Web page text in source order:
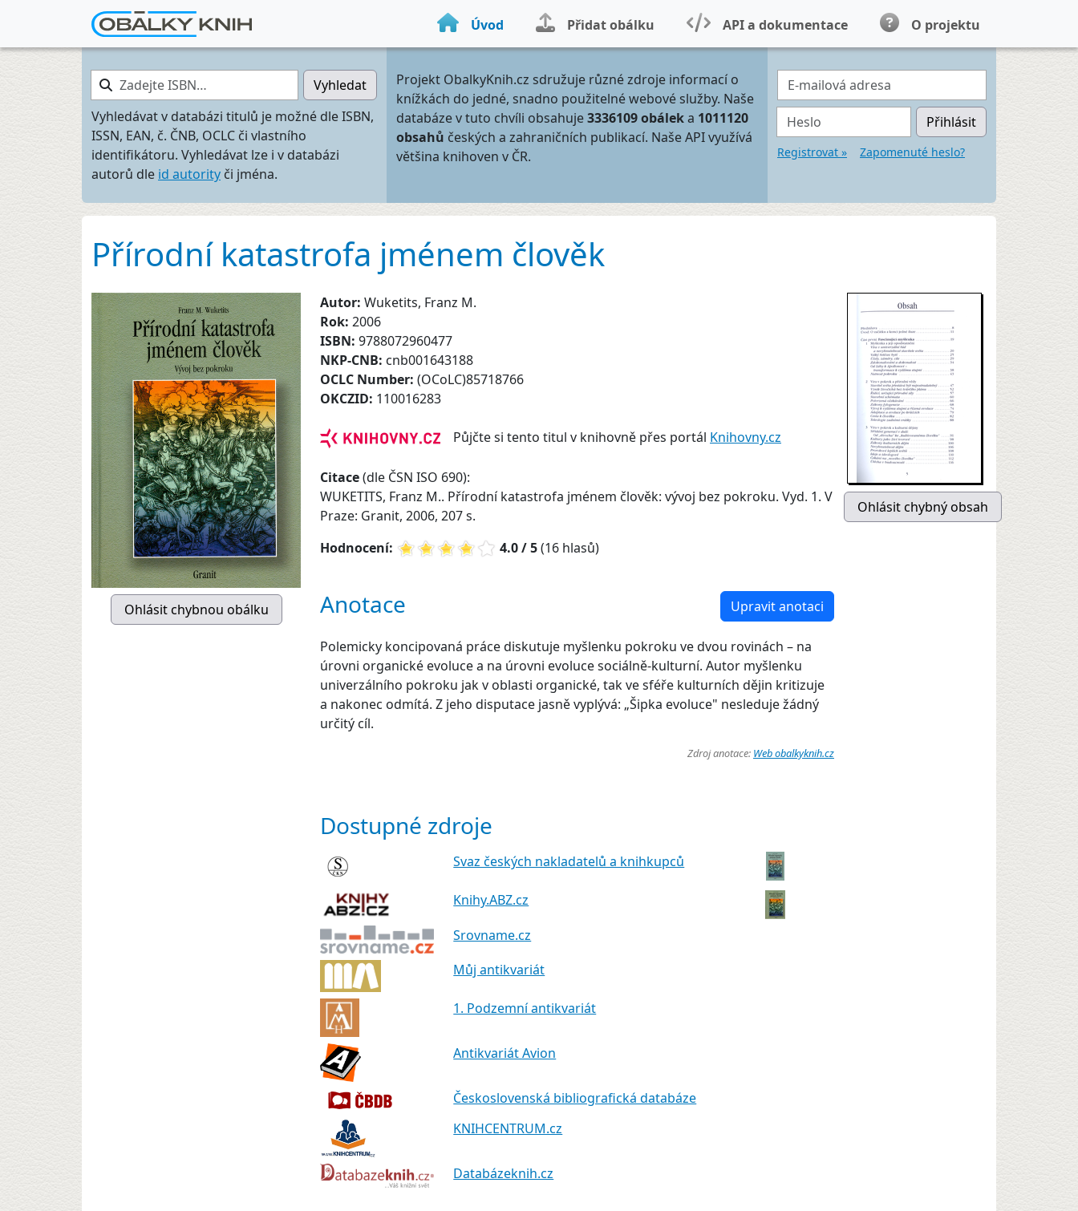
Úvod Přidat obálku API a dokumentace O projektu
Zadejte ISBN…
Vyhledat
Vyhledávat v databázi titulů je možné dle ISBN,
ISSN, EAN, č. ČNB, OCLC či vlastního
identifikátoru. Vyhledávat lze i v databázi
autorů dle id autority či jména.
Projekt ObalkyKnih.cz sdružuje různé zdroje informací o
knížkách do jedné, snadno použitelné webové služby. Naše
databáze v tuto chvíli obsahuje3336109 obáleka 1011120
obsahů českých a zahraničních publikací. Naše API využívá
většina knihoven v ČR.
E-mailová adresa
Heslo Přihlásit
Registrovat » Zapomenuté heslo?
Přírodní katastrofa jménem člověk
Autor: Wuketits, Franz M.
Rok: 2006
ISBN: 9788072960477
NKP-CNB: cnb001643188
OCLC Number: (OCoLC)85718766
OKCZID: 110016283
Půjčte si tento titul v knihovně přes portál Knihovny.cz
Citace(dle ČSN ISO 690):
WUKETITS, Franz M.. Přírodní katastrofa jménem člověk: vývoj bez pokroku. Vyd. 1. V
Praze: Granit, 2006, 207 s.
Hodnocení:
4.0 / 5(16 hlasů)
Anotace Upravit anotaci
Polemicky koncipovaná práce diskutuje myšlenku pokroku ve dvou rovinách – na
úrovni organické evoluce a na úrovni evoluce sociálně-kulturní. Autor myšlenku
univerzálního pokroku jak v oblasti organické, tak ve sféře kulturních dějin kritizuje
a nakonec odmítá. Z jeho disputace jasně vyplývá: „Šipka evoluce" nesleduje žádný
určitý cíl.
Zdroj anotace: Web obalkyknih.cz
Dostupné zdroje
Svaz českých nakladatelů a knihkupců
Knihy.ABZ.cz
Srovname.cz
Můj antikvariát
1. Podzemní antikvariát
Antikvariát Avion
Československá bibliografická databáze
KNIHCENTRUM.cz
Databázeknih.cz